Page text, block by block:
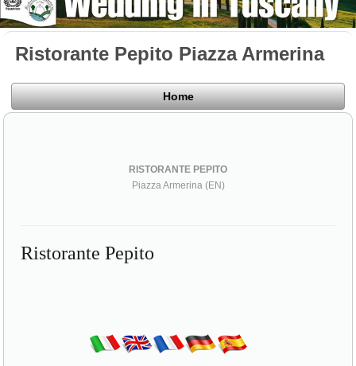
Ristorante Pepito Piazza Armerina
Home
RISTORANTE PEPITO
Piazza Armerina (EN)
Ristorante Pepito